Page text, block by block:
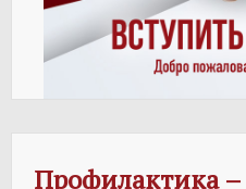
Профилактика